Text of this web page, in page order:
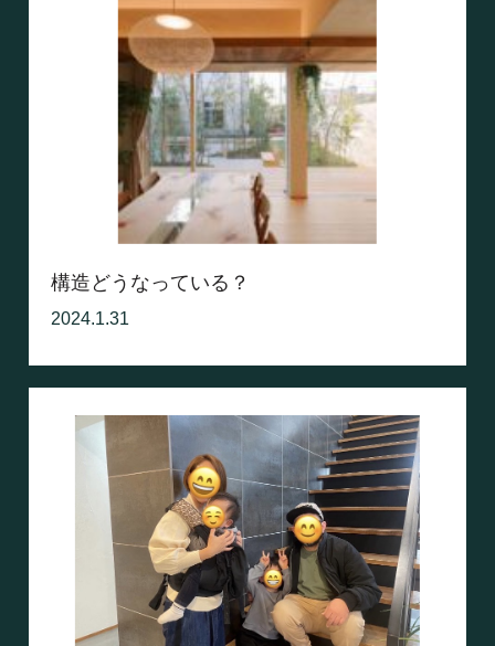
構造どうなっている？
2024.1.31